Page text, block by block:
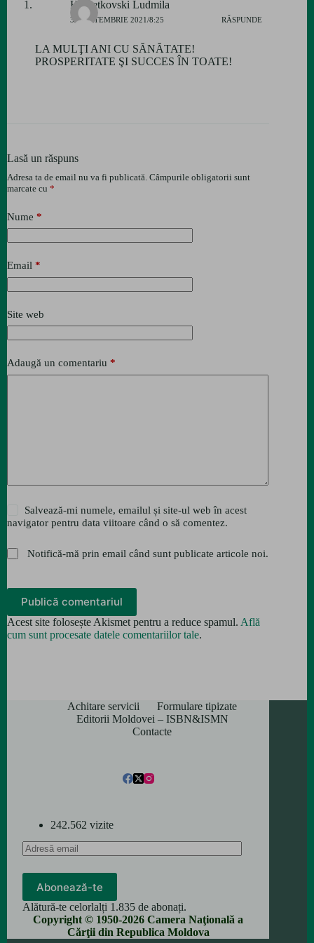
asigurare a procesului
cu instrumente…
Hometkovski Ludmila
30 SEPTEMBRIE 2021/8:25 RĂSPUNDE
LA MULŢI ANI CU SĂNĂTATE!
PROSPERITATE ŞI SUCCES ÎN TOATE!
Lasă un răspuns
Adresa ta de email nu va fi publicată. Câmpurile obligatorii sunt
marcate cu *
Nume *
Email *
Site web
Adaugă un comentariu *
Salvează-mi numele, emailul și site-ul web în acest
navigator pentru data viitoare când o să comentez.
Notifică-mă prin email când sunt publicate articole noi.
Publică comentariul
Acest site folosește Akismet pentru a reduce spamul. Află
cum sunt procesate datele comentariilor tale.
Achitare servicii
Formulare tipizate
Editorii Moldovei – ISBN&ISMN
Contacte
242.562 vizite
Adresă
email
Abonează-te
Alătură-te celorlalți 1.835 de abonați.
Copyright © 1950-2026 Camera Naţională a
Cărţii din Republica Moldova